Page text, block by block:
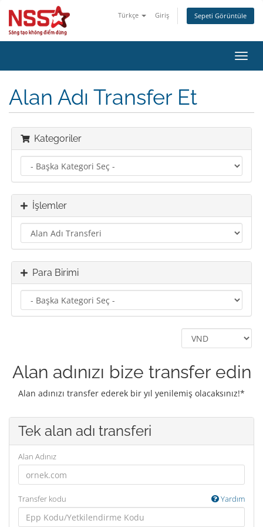
Türkçe Giriş Sepeti Görüntüle
Alan Adı Transfer Et
Kategoriler
İşlemler
Para Birimi
Alan adınızı bize transfer edin
Alan adınızı transfer ederek bir yıl yenilemiş olacaksınız!*
Tek alan adı transferi
Alan Adınız
Transfer kodu Yardım